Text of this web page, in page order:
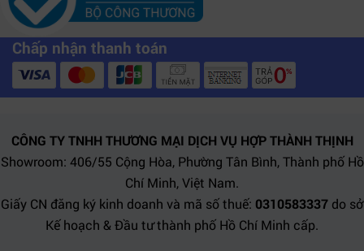
Chấp nhận thanh toán
CÔNG TY TNHH THƯƠNG MẠI DỊCH VỤ HỢP THÀNH THỊNH
Showroom: 406/55 Cộng Hòa, Phường Tân Bình, Thành phố Hồ
Chí Minh, Việt Nam.
Giấy CN đăng ký kinh doanh và mã số thuế: 0310583337 do sở
Kế hoạch & Đầu tư thành phố Hồ Chí Minh cấp.